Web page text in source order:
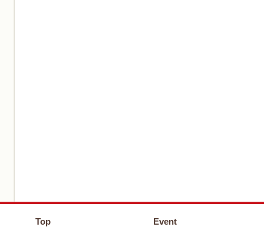
Top
Event